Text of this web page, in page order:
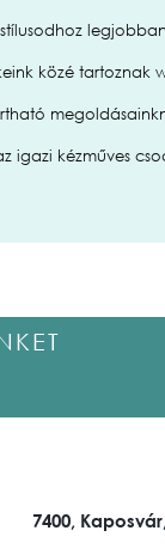
közé tartoznak
igazi kézműves
7400,